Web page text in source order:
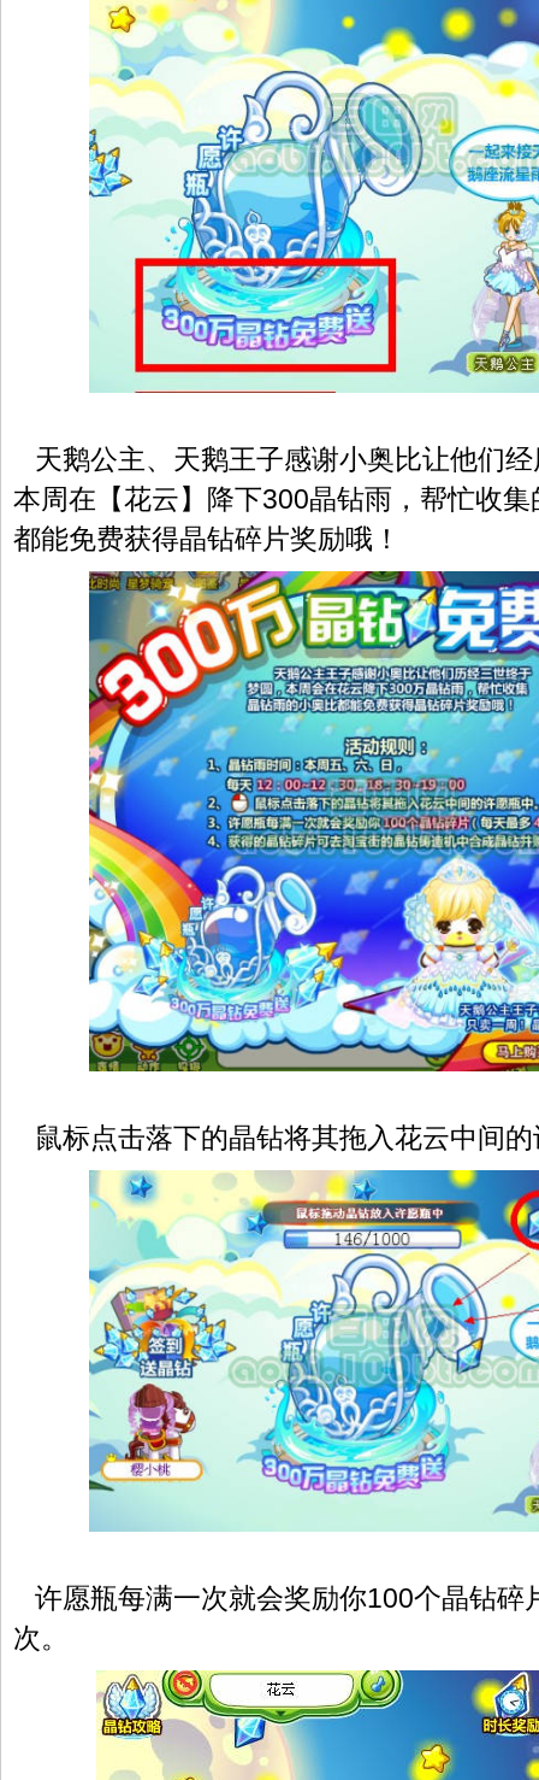
天鹅公主、天鹅王子感谢小奥比让他们
本周在【花云】降下300晶钻雨，帮忙收
都能免费获得晶钻碎片奖励哦！
鼠标点击落下的晶钻将其拖入花云中间
许愿瓶每满一次就会奖励你100个晶钻碎
次。